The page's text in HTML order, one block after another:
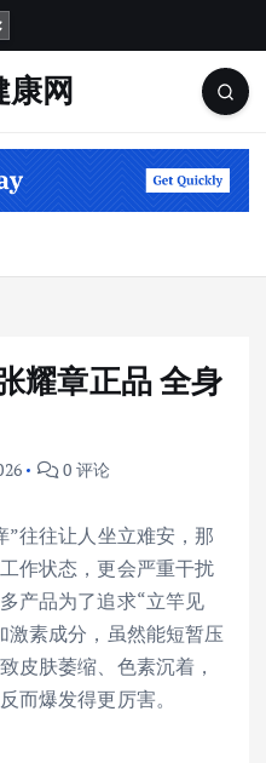
康网
耀章正品 全身
0 评论
”往往让人坐立难安，那
作状态，更会严重干扰
产品为了追求“立竿见
素成分，虽然能短暂压
皮肤萎缩、色素沉着，
而爆发得更厉害。